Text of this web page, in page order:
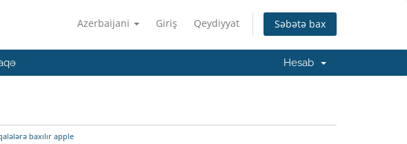
Azerbaijani Giriş Qeydiyyat Səbətə bax
Hesab
baxılır apple